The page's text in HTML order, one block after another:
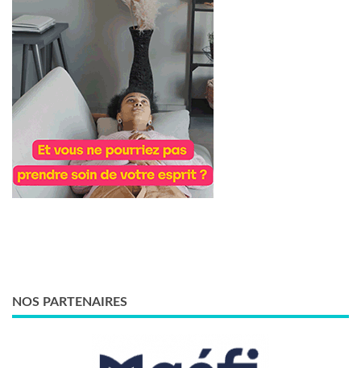
NOS PARTENAIRES